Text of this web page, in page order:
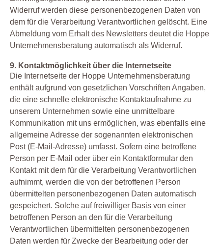
Widerruf werden diese personenbezogenen Daten von
dem für die Verarbeitung Verantwortlichen gelöscht. Eine
Abmeldung vom Erhalt des Newsletters deutet die Hoppe
Unternehmensberatung automatisch als Widerruf.
9. Kontaktmöglichkeit über die Internetseite
Die Internetseite der Hoppe Unternehmensberatung
enthält aufgrund von gesetzlichen Vorschriften Angaben,
die eine schnelle elektronische Kontaktaufnahme zu
unserem Unternehmen sowie eine unmittelbare
Kommunikation mit uns ermöglichen, was ebenfalls eine
allgemeine Adresse der sogenannten elektronischen
Post (E-Mail-Adresse) umfasst. Sofern eine betroffene
Person per E-Mail oder über ein Kontaktformular den
Kontakt mit dem für die Verarbeitung Verantwortlichen
aufnimmt, werden die von der betroffenen Person
übermittelten personenbezogenen Daten automatisch
gespeichert. Solche auf freiwilliger Basis von einer
betroffenen Person an den für die Verarbeitung
Verantwortlichen übermittelten personenbezogenen
Daten werden für Zwecke der Bearbeitung oder der